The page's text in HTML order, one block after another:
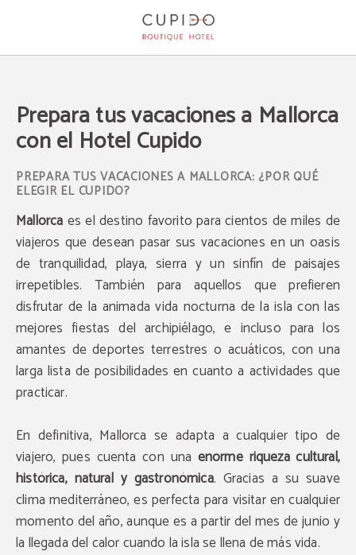
Prepara tus vacaciones a Mallorca
con el Hotel Cupido
PREPARA TUS VACACIONES A MALLORCA: ¿POR QUÉ
ELEGIR EL CUPIDO?
Mallorca es el destino favorito para cientos de miles de
viajeros que desean pasar sus vacaciones en un oasis
de tranquilidad, playa, sierra y un sinfín de paisajes
irrepetibles. También para aquellos que prefieren
disfrutar de la animada vida nocturna de la isla con las
mejores fiestas del archipiélago, e incluso para los
amantes de deportes terrestres o acuáticos, con una
larga lista de posibilidades en cuanto a actividades que
practicar.
En definitiva, Mallorca se adapta a cualquier tipo de
viajero, pues cuenta con una enorme riqueza cultural,
histórica, natural y gastronómica. Gracias a su suave
clima mediterráneo, es perfecta para visitar en cualquier
momento del año, aunque es a partir del mes de junio y
la llegada del calor cuando la isla se llena de más vida.